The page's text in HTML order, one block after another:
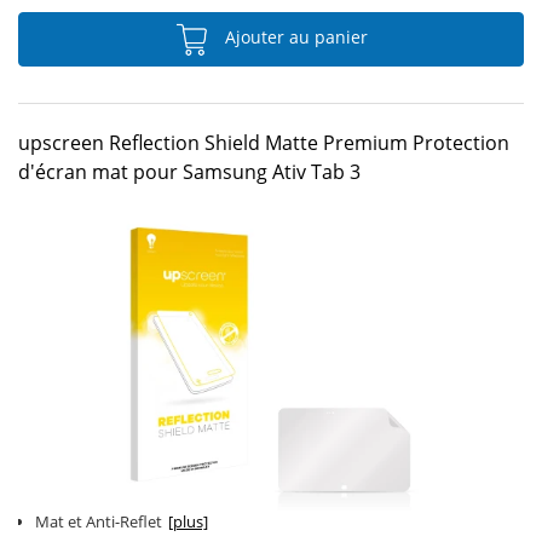
Ajouter au panier
upscreen Reflection Shield Matte Premium Protection
d'écran mat pour Samsung Ativ Tab 3
Mat et Anti-Reflet [plus]